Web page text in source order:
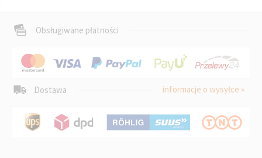
Obsługiwane płatności
Dostawa informacje o wysyłce »